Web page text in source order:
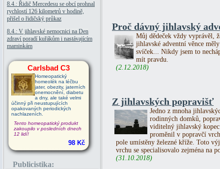
8.4.: Řidič Mercedesu se obcí prohnal
rychlostí 126 kilometrů v hodině,
přišel o řidičský průkaz
8.4.: V jihlavské nemocnici na Den
zdraví poradí kuřákům i nastávajícím
maminkám
Carlsbad C3
Homeopatický
homeolék na léčbu
jater, obezity, jaterních
onemocnění, diabetu
a dny, ale také velmi
účinný při neustupujících
opakovaných periodických
nachlazeních.
Tento homeopatický produkt
zakoupilo v posledních dnech
12 lidí!
98 Kč
Publicistika:
Proč dávný jihlavský
Můj dědeček vždy vyprávěl,
jihlavské adventní věnce
svíček... Nikdy jsem to
mít pravdu.
(2.12.2018)
Z jihlavských popravišť
Jedno z mnoha
rodinných domků,
viditelný jihlavský
proměnil v popravčí
pole umístěny železné kříže. Toto
vrchu se specialisovalo zejména na
(31.10.2018)